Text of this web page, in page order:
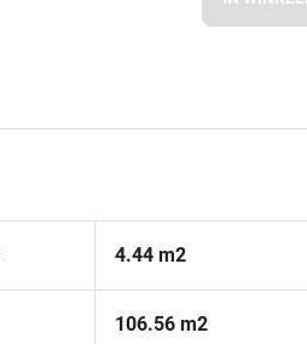
4.44 m2
106.56 m2